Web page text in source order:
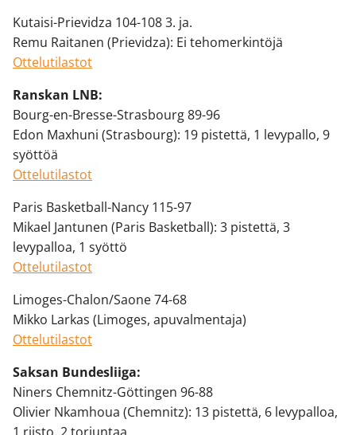
Kutaisi-Prievidza 104-108 3. ja.
Remu Raitanen (Prievidza): Ei tehomerkintöjä
Ottelutilastot
Ranskan LNB:
Bourg-en-Bresse-Strasbourg 89-96
Edon Maxhuni (Strasbourg): 19 pistettä, 1 levypallo, 9
syöttöä
Ottelutilastot
Paris Basketball-Nancy 115-97
Mikael Jantunen (Paris Basketball): 3 pistettä, 3
levypalloa, 1 syöttö
Ottelutilastot
Limoges-Chalon/Saone 74-68
Mikko Larkas (Limoges, apuvalmentaja)
Ottelutilastot
Saksan Bundesliiga:
Niners Chemnitz-Göttingen 96-88
Olivier Nkamhoua (Chemnitz): 13 pistettä, 6 levypalloa,